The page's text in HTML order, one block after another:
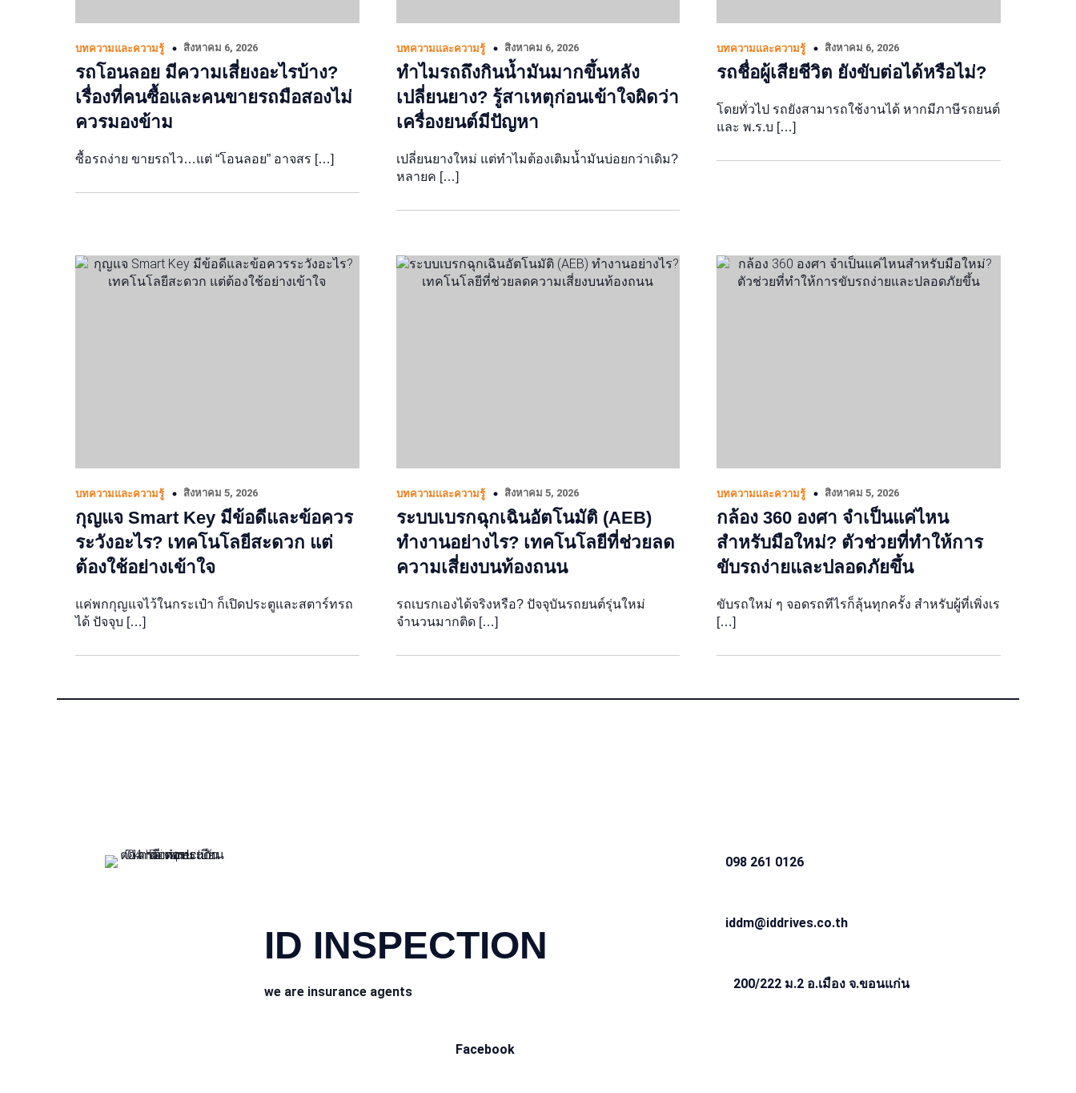
บทความและความรู้ สิงหาคม 6, 2026
รถโอนลอย มีความเสี่ยงอะไรบ้าง?
เรื่องที่คนซื้อและคนขายรถมือสองไม่
ควรมองข้าม
ซื้อรถง่าย ขายรถไว…แต่ “โอนลอย” อาจสร […]
บทความและความรู้ สิงหาคม 6, 2026
ทำไมรถถึงกินน้ำมันมากขึ้นหลัง
เปลี่ยนยาง? รู้สาเหตุก่อนเข้าใจผิดว่า
เครื่องยนต์มีปัญหา
เปลี่ยนยางใหม่ แต่ทำไมต้องเติมน้ำมันบ่อยกว่าเดิม?
หลายค […]
บทความและความรู้ สิงหาคม 6, 2026
รถชื่อผู้เสียชีวิต ยังขับต่อได้หรือไม่?
โดยทั่วไป รถยังสามารถใช้งานได้ หากมีภาษีรถยนต์
และ พ.ร.บ […]
บทความและความรู้ สิงหาคม 5, 2026
กุญแจ Smart Key มีข้อดีและข้อควร
ระวังอะไร? เทคโนโลยีสะดวก แต่
ต้องใช้อย่างเข้าใจ
แค่พกกุญแจไว้ในกระเป๋า ก็เปิดประตูและสตาร์ทรถ
ได้ ปัจจุบ […]
บทความและความรู้ สิงหาคม 5, 2026
ระบบเบรกฉุกเฉินอัตโนมัติ (AEB)
ทำงานอย่างไร? เทคโนโลยีที่ช่วยลด
ความเสี่ยงบนท้องถนน
รถเบรกเองได้จริงหรือ? ปัจจุบันรถยนต์รุ่นใหม่
จำนวนมากติด […]
บทความและความรู้ สิงหาคม 5, 2026
กล้อง 360 องศา จำเป็นแค่ไหน
สำหรับมือใหม่? ตัวช่วยที่ทำให้การ
ขับรถง่ายและปลอดภัยขึ้น
ขับรถใหม่ ๆ จอดรถทีไรก็ลุ้นทุกครั้ง สำหรับผู้ที่เพิ่งเร
[…]
ID INSPECTION
we are insurance agents
098 261 0126
iddm@iddrives.co.th
200/222 ม.2 อ.เมือง จ.ขอนแก่น
Facebook